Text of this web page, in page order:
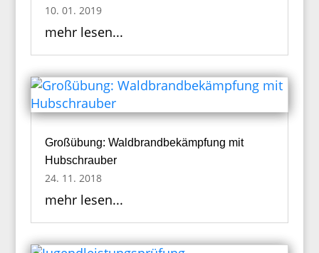
10. 01. 2019
mehr lesen...
Großübung: Waldbrandbekämpfung mit
Hubschrauber
24. 11. 2018
mehr lesen...